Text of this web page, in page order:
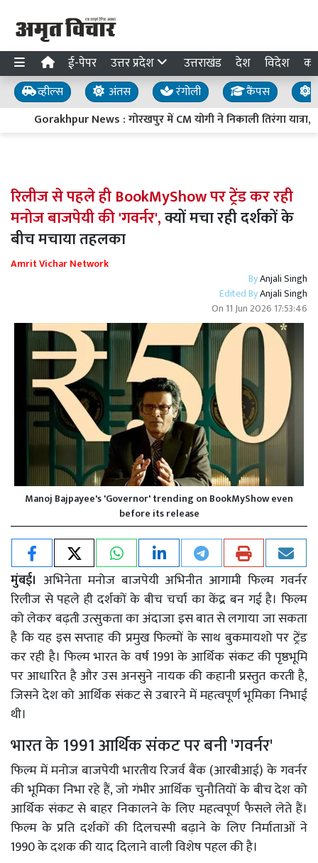
ई-पेपर उत्तर प्रदेश उत्तराखंड देश विदेश
व्हील्स अंतस रंगोली कैंपस
Gorakhpur News : गोरखपुर में CM योगी ने निकाली तिरंगा
रिलीज से पहले ही BookMyShow पर ट्रेंड कर रही
मनोज बाजपेयी की 'गवर्नर',क्यों मचा रही दर्शकों के
बीच मचाया तहलका
Amrit Vichar Network
ByAnjali Singh
Edited ByAnjali Singh
On 11 Jun 2026 17:53:46
Manoj Bajpayee's 'Governor' trending on BookMyShow even
before its release
मुंबई। अभिनेता मनोज बाजपेयी अभिनीत आगामी फिल्म गवर्नर
रिलीज से पहले ही दर्शकों के बीच चर्चा का केंद्र बन गई है। फिल्म
को लेकर बढ़ती उत्सुकता का अंदाजा इस बात से लगाया जा सकता
है कि यह इस सप्ताह की प्रमुख फिल्मों के साथ बुकमायशो पर ट्रेंड
कर रही है। फिल्म भारत के वर्ष 1991 के आर्थिक संकट की पृष्ठभूमि
पर आधारित है और उस अनसुने नायक की कहानी प्रस्तुत करती है,
जिसने देश को आर्थिक संकट से उबारने में महत्वपूर्ण भूमिका निभाई
थी।
भारत के 1991 आर्थिक संकट पर बनी 'गवर्नर'
फिल्म में मनोज बाजपेयी भारतीय रिजर्व बैंक (आरबीआई) के गवर्नर
की भूमिका निभा रहे हैं, जो गंभीर आर्थिक चुनौतियों के बीच देश को
आर्थिक संकट से बाहर निकालने के लिए महत्वपूर्ण फैसले लेते हैं।
फिल्म के प्रति दर्शकों की दिलचस्पी बढ़ाने के लिए निर्माताओं ने
1990 के दशक की याद दिलाने वाली विशेष पहल की है।